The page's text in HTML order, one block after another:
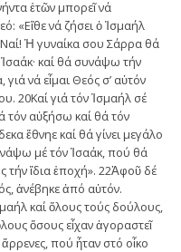
ἐτῶν μπορεῖ νά
«Εἴθε νά ζήσει ὁ Ἰσμαήλ
Ἡ γυναίκα σου Σάρρα θά
Ἰσαάκ· καί θά συνάψω τήν
νά εἶμαι Θεός σ’ αὐτόν
20Καί γιά τόν Ἰσμαήλ σέ
τόν αὐξήσω καί θά τόν
ἔθνηε καί θά γίνει μεγάλο
μέ τόν Ἰσαάκ, πού θά
τήν ἴδια ἐποχή». 22Ἀφοῦ δέ
ἀνέβηκε ἀπό αὐτόν.
καί ὅλους τούς δούλους,
ὅσους εἶχαν ἀγοραστεῖ
πού ἦταν στό οἶκο